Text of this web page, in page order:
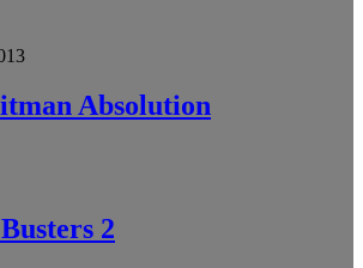
Absolution
2